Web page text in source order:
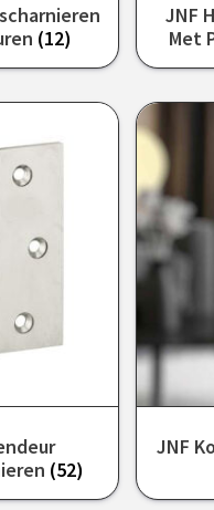
(12)
JNF
Met
(52)
JNF